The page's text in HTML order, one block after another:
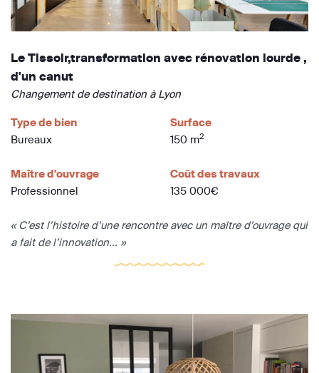
Le Tissoir,transformation avec rénovation lourde ,
d'un canut
Changement de destination à Lyon
Type de bien
Bureaux
Surface
150 m2
Maître d'ouvrage
Professionnel
Coût des travaux
135 000€
« C’est l’histoire d’une rencontre avec un maître d’ouvrage qui
a fait de l’innovation... »